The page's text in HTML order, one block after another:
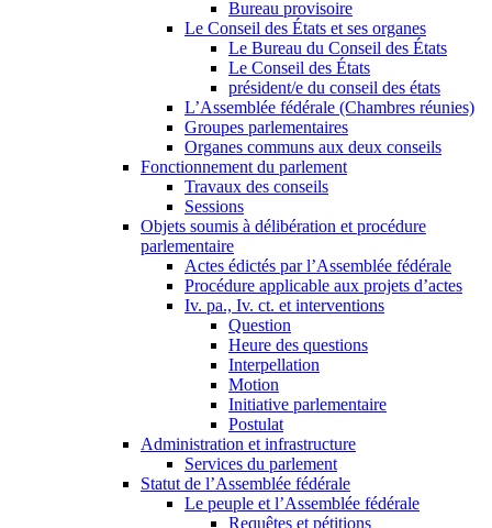
Bureau provisoire
Le Conseil des États et ses organes
Le Bureau du Conseil des États
Le Conseil des États
président/e du conseil des états
L’Assemblée fédérale (Chambres réunies)
Groupes parlementaires
Organes communs aux deux conseils
Fonctionnement du parlement
Travaux des conseils
Sessions
Objets soumis à délibération et procédure
parlementaire
Actes édictés par l’Assemblée fédérale
Procédure applicable aux projets d’actes
Iv. pa., Iv. ct. et interventions
Question
Heure des questions
Interpellation
Motion
Initiative parlementaire
Postulat
Administration et infrastructure
Services du parlement
Statut de l’Assemblée fédérale
Le peuple et l’Assemblée fédérale
Requêtes et pétitions